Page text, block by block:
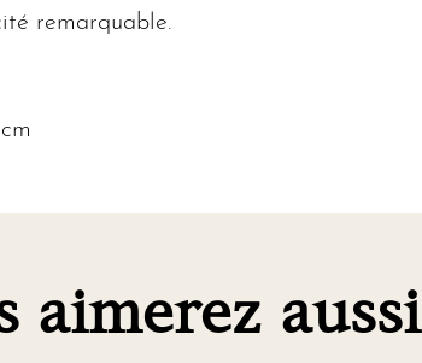
remarquable.
aimerez aussi